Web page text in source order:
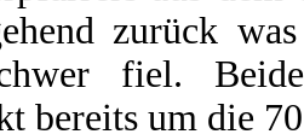
zurück
fiel.
bereits um die